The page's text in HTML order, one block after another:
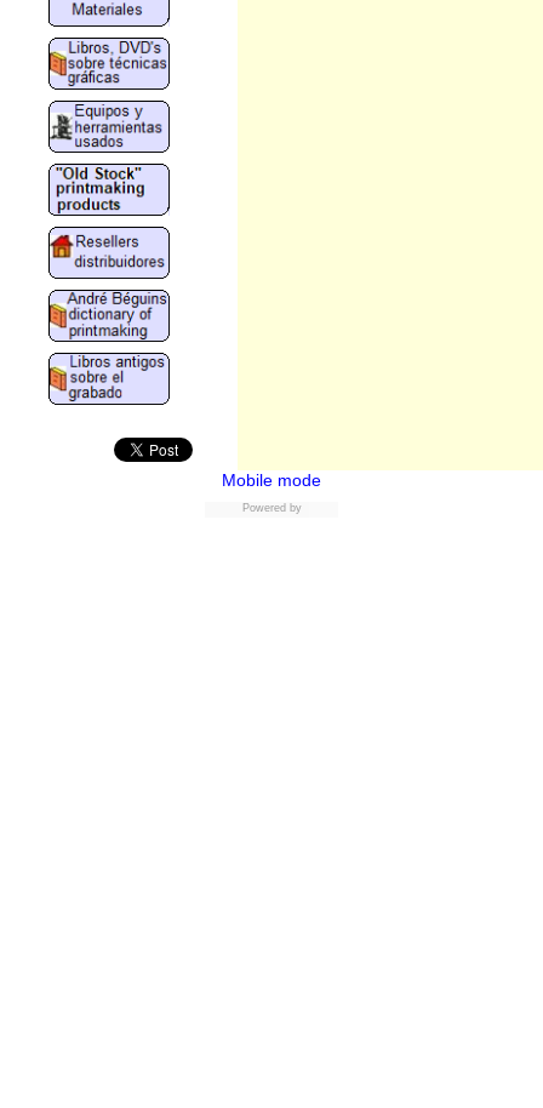
Mobile mode
Powered by
ShopFactory